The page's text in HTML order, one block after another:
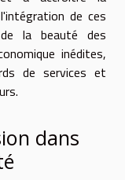
de ces
la beauté des
inédites,
de services et
dans